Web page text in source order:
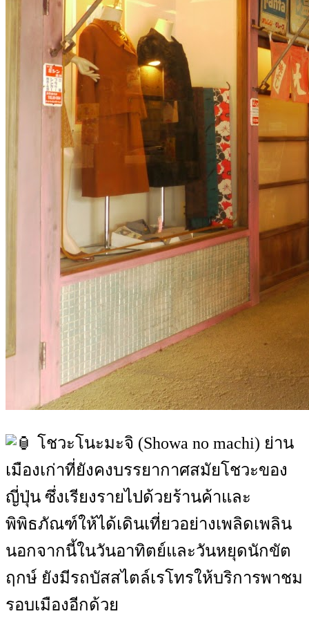
โชวะโนะมะจิ (Showa no machi) ย่าน
เมืองเก่าที่ยังคงบรรยากาศสมัยโชวะของ
ญี่ปุ่น ซึ่งเรียงรายไปด้วยร้านค้าและ
พิพิธภัณฑ์ให้ได้เดินเที่ยวอย่างเพลิดเพลิน
นอกจากนี้ในวันอาทิตย์และวันหยุดนักขัต
ฤกษ์ ยังมีรถบัสสไตล์เรโทรให้บริการพาชม
รอบเมืองอีกด้วย